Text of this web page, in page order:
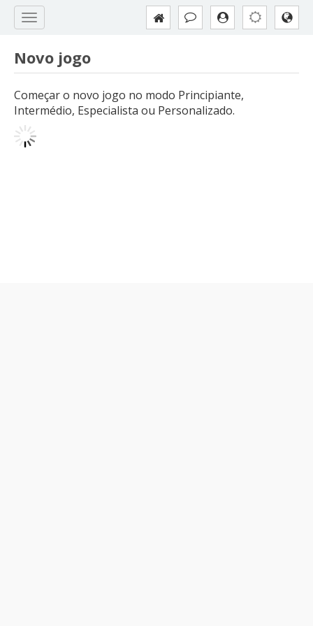
Novo jogo
Começar o novo jogo no modo Principiante,
Intermédio, Especialista ou Personalizado.